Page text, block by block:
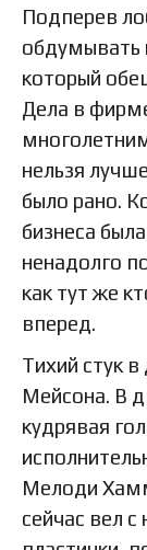
Подперев
обдумывать
который
Дела в
нельзя
было рано.
бизнеса
ненадолго
как тут же
вперед.
Тихий стук
Мейсона. В
кудрявая
Мелоди
сейчас вел